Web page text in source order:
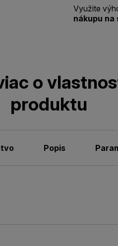
Využite
nákupu na
o
produktu
Popis